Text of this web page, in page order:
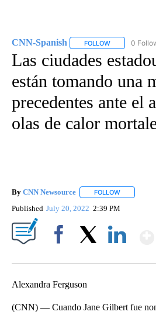
CNN-Spanish FOLLOW FOLLOW
0
Las ciudades
están tomando una
precedentes ante el
olas de calor
By CNN Newsource FOLLOW
Published July 20, 2022 2:39 PM
Alexandra Ferguson
(CNN) — Cuando Jane Gilbert fue